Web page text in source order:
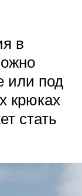
в
или под
крюках
стать